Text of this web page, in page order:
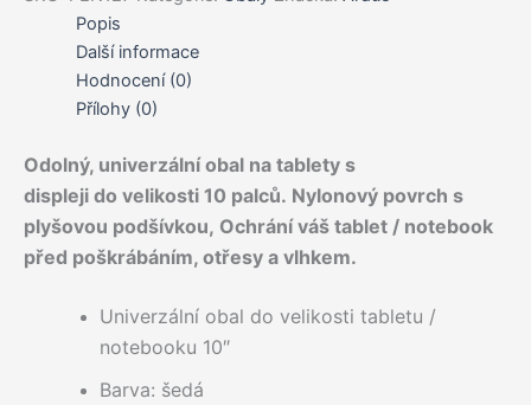
množstvíPopis
Další informace
Hodnocení (0)
Přílohy (0)
Odolný, univerzální obal na tablety s
displeji do velikosti 10 palců. Nylonový povrch s
plyšovou podšívkou, Ochrání váš tablet / notebook
před poškrábáním, otřesy a vlhkem.
Univerzální obal do velikosti tabletu /
notebooku 10″
Barva: šedá